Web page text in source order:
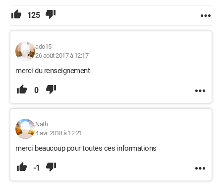
125
ado15
26 août 2017 à 12:17
merci du renseignement
0
Nath
4 avr. 2018 à 12:21
merci beaucoup pour toutes ces informations
-1